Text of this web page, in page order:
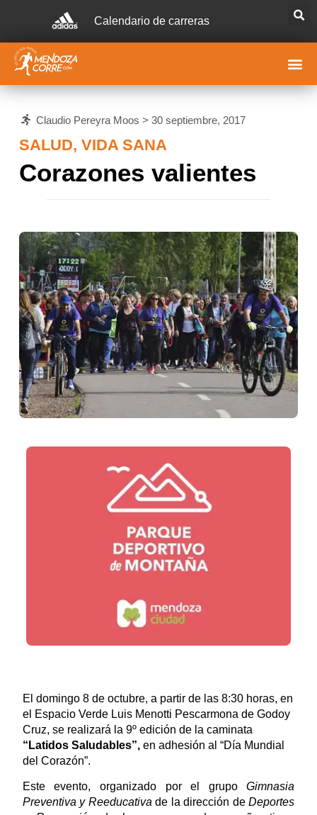
Calendario de carreras
Claudio Pereyra Moos > 30 septiembre, 2017
SALUD, VIDA SANA
Corazones valientes
El domingo 8 de octubre, a partir de las 8:30 horas, en
el Espacio Verde Luis Menotti Pescarmona de Godoy
Cruz, se realizará la 9º edición de la caminata
“Latidos Saludables”,en adhesión al “Día Mundial
del Corazón”.
Este evento, organizado por el grupoGimnasia
Preventiva y Reeducativa de la dirección deDeportes